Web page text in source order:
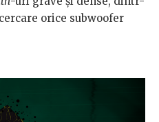
orice subwoofer